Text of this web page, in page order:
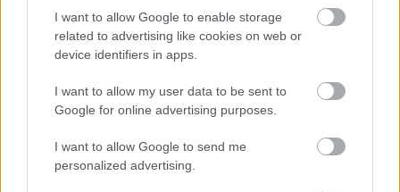
I want to allow Google to enable storage
related to advertising like cookies on web or
device identifiers in apps.
I want to allow my user data to be sent to
Google for online advertising purposes.
I want to allow Google to send me
personalized advertising.
21 órája
második negyedévben